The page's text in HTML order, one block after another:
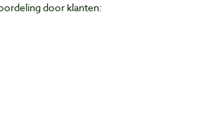
door klanten: